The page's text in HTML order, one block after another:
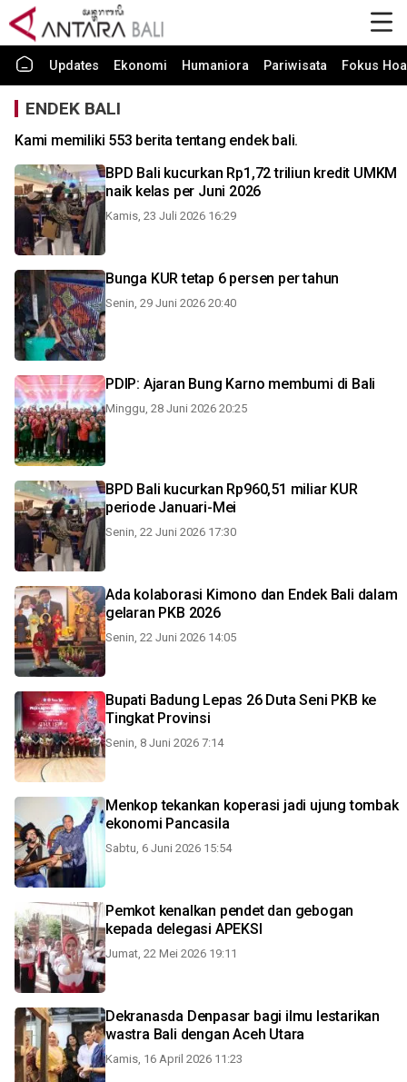
Updates Ekonomi Humaniora Pariwisata Fokus
ENDEK BALI
Kami memiliki 553 berita tentang endek bali.
BPD Bali kucurkan Rp1,72 triliun kredit UMKM
naik kelas per Juni 2026
Kamis, 23 Juli 2026 16:29
Bunga KUR tetap 6 persen per tahun
Senin, 29 Juni 2026 20:40
PDIP: Ajaran Bung Karno membumi di Bali
Minggu, 28 Juni 2026 20:25
BPD Bali kucurkan Rp960,51 miliar KUR
periode Januari-Mei
Senin, 22 Juni 2026 17:30
Ada kolaborasi Kimono dan Endek Bali dalam
gelaran PKB 2026
Senin, 22 Juni 2026 14:05
Bupati Badung Lepas 26 Duta Seni PKB ke
Tingkat Provinsi
Senin, 8 Juni 2026 7:14
Menkop tekankan koperasi jadi ujung tombak
ekonomi Pancasila
Sabtu, 6 Juni 2026 15:54
Pemkot kenalkan pendet dan gebogan
kepada delegasi APEKSI
Jumat, 22 Mei 2026 19:11
Dekranasda Denpasar bagi ilmu lestarikan
wastra Bali dengan Aceh Utara
Kamis, 16 April 2026 11:23